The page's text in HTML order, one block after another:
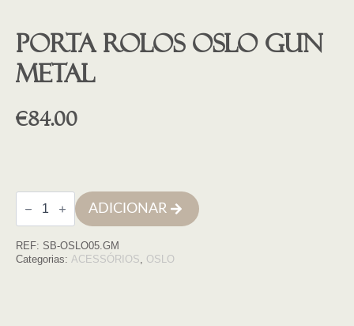
Porta rolos OSLO GUN
METAL
€84.00
Quantidade
de
Porta
OSLO
GUN
ADICIONAR
REF: SB-OSLO05.GM
Categorias: ACESSÓRIOS, OSLO